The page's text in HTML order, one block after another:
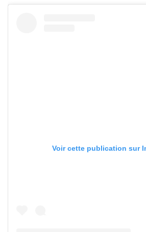
Voir cette publication sur